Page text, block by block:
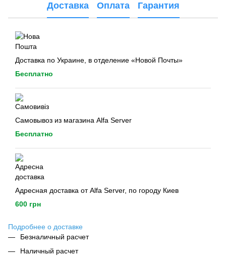
Доставка Оплата Гарантия
Доставка по Украине, в отделение «Новой Почты»
Бесплатно
Самовывоз из магазина Alfa Server
Бесплатно
Адресная доставка от Alfa Server, по городу Киев
600 грн
Подробнее о доставке
Безналичный расчет
Наличный расчет